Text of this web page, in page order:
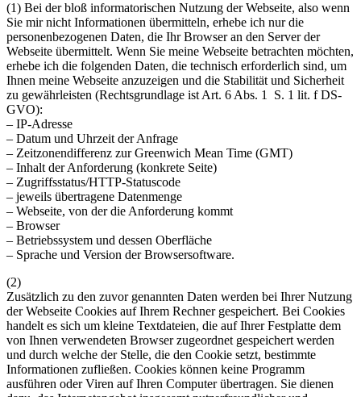
(1) Bei der bloß informatorischen Nutzung der Webseite, also wenn
Sie mir nicht Informationen übermitteln, erhebe ich nur die
personenbezogenen Daten, die Ihr Browser an den Server der
Webseite übermittelt. Wenn Sie meine Webseite betrachten möchten,
erhebe ich die folgenden Daten, die technisch erforderlich sind, um
Ihnen meine Webseite anzuzeigen und die Stabilität und Sicherheit
zu gewährleisten (Rechtsgrundlage ist Art. 6 Abs. 1 S. 1 lit. f DS-
GVO):
– IP-Adresse
– Datum und Uhrzeit der Anfrage
– Zeitzonendifferenz zur Greenwich Mean Time (GMT)
– Inhalt der Anforderung (konkrete Seite)
– Zugriffsstatus/HTTP-Statuscode
– jeweils übertragene Datenmenge
– Webseite, von der die Anforderung kommt
– Browser
– Betriebssystem und dessen Oberfläche
– Sprache und Version der Browsersoftware.
(2)
Zusätzlich zu den zuvor genannten Daten werden bei Ihrer Nutzung
der Webseite Cookies auf Ihrem Rechner gespeichert. Bei Cookies
handelt es sich um kleine Textdateien, die auf Ihrer Festplatte dem
von Ihnen verwendeten Browser zugeordnet gespeichert werden
und durch welche der Stelle, die den Cookie setzt, bestimmte
Informationen zufließen. Cookies können keine Programm
ausführen oder Viren auf Ihren Computer übertragen. Sie dienen